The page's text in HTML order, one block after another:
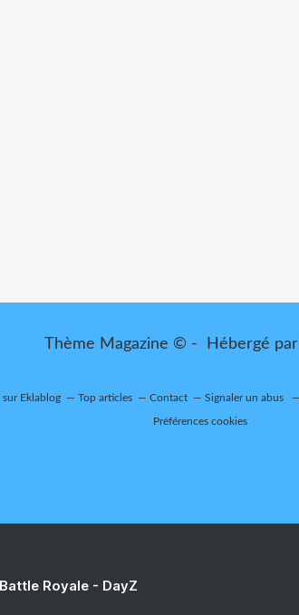
Thème Magazine © - Hébergé par
Eklablog Top articles Contact Signaler un abus
Préférences cookies
Royale - DayZ